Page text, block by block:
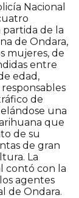
Nacional
partida de la
de Ondara,
mujeres, de
entre
edad,
de
una
que
de su
de gran
La
contó con la
agentes
de Ondara.